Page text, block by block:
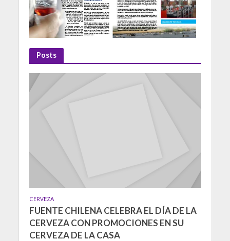
Posts
CERVEZA
FUENTE CHILENA CELEBRA EL DÍA DE LA
CERVEZA CON PROMOCIONES EN SU
CERVEZA DE LA CASA